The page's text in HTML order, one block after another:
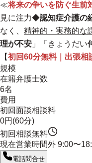
≪将来の争いを防ぐ生前
見に注力◆認知症介護の
なく、 精神的・実務的な
理が不安 」「きょうだい
【初回60分無料｜出張相
規模
在籍弁護士数
6名
費用
初回面談相談料
0円(60分)
初回相談無料
現在営業時間外 9:00〜
電話問合せ